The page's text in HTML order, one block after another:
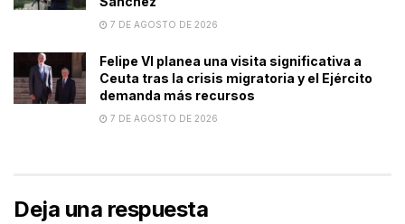
7 DE AGOSTO DE 2026
Felipe VI planea una visita significativa a
Ceuta tras la crisis migratoria y el Ejército
demanda más recursos
7 DE AGOSTO DE 2026
Deja una respuesta